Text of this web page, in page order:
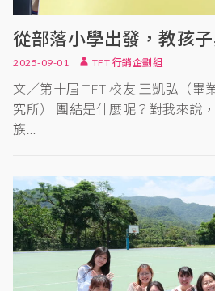
從部落小學出發，教孩
2025-09-01 TFT 行銷企劃組
文／第十屆 TFT 校友 王凱弘（畢
究所） 團結是什麼呢？對我來說
族…